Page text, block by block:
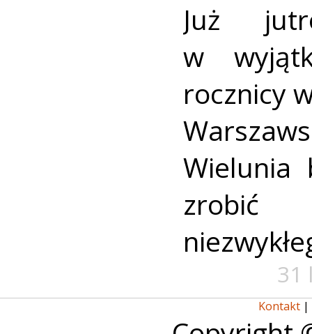
Już
w
rocznicy
Wielunia
zrobić
31
Kontakt |